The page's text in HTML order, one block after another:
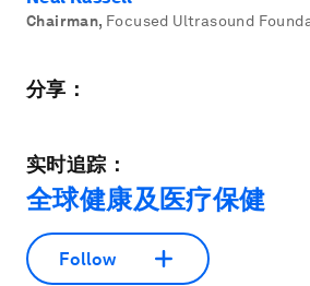
Chairman, Focused Ultrasound
分享：
实时追踪：
全球健康及医疗保健
Follow